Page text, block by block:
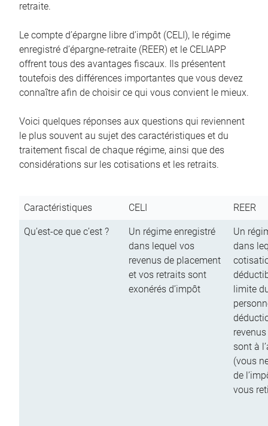
retraite.
Le compte d’épargne libre d’impôt (CELI), le régime
enregistré d’épargne-retraite (REER) et le CELIAPP
offrent tous des avantages fiscaux. Ils présentent
toutefois des différences importantes que vous devez
connaître afin de choisir ce qui vous convient le mieux.
Voici quelques réponses aux questions qui reviennent
le plus souvent au sujet des caractéristiques et du
traitement fiscal de chaque régime, ainsi que des
considérations sur les cotisations et les retraits.
Caractéristiques CELI REER
Qu’est-ce que c’est ?
Un régime enregistré
dans lequel vos
revenus de placement
et vos retraits sont
exonérés d’impôt
Un
dans
limite
sont à
(vous
de
vous